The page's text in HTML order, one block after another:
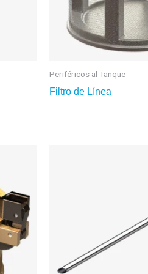
Periféricos al Tanque
Filtro de Línea